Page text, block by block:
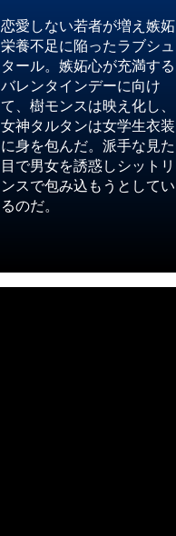
恋愛しない若者が増え嫉妬
栄養不足に陥ったラブシュ
タール。嫉妬心が充満する
バレンタインデーに向け
て、樹モンスは映え化し、
女神タルタンは女学生衣装
に身を包んだ。派手な見た
目で男女を誘惑しシットリ
ンスで包み込もうとしてい
るのだ。